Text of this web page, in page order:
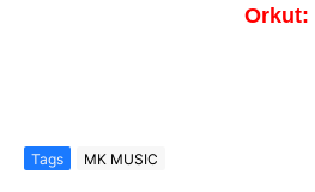
Orkut:
Tags MK MUSIC